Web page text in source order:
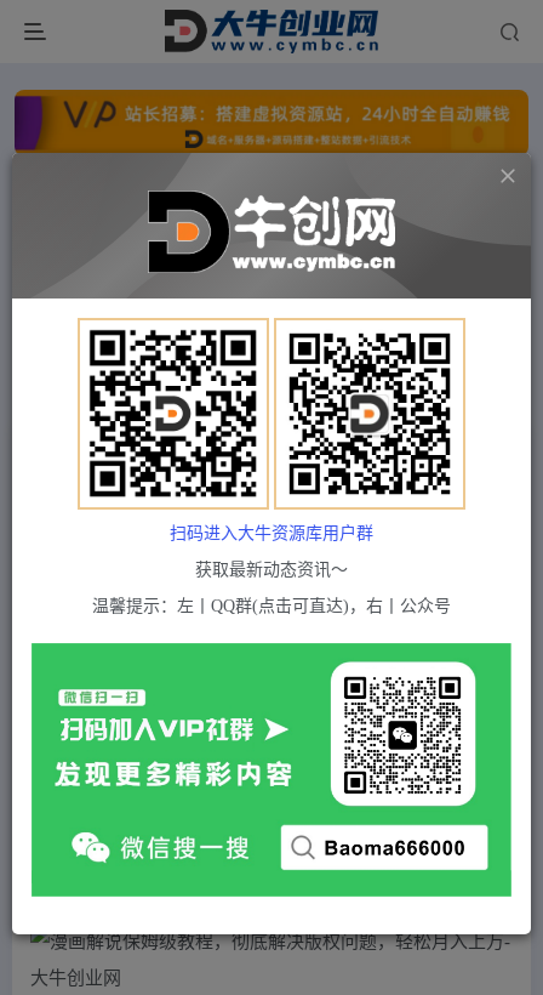
点击开通分站+ 每日收入300+
文字广告火爆招租 文字广告火爆招租
文字广告火爆招租
文字广告火爆招租 文字广告火爆招租
付费项目 冒泡网 正文
漫画解说保姆级教程，彻底解决版权问题，轻松月
入上万
5 积分
黄金会员 2 超级会员(永久VIP) 免费
站长QQ：1970819299
付费资源
扫码进入大牛资源库用户群
获取最新动态资讯～
温馨提示：左丨QQ群(点击可直达)，右丨公众号